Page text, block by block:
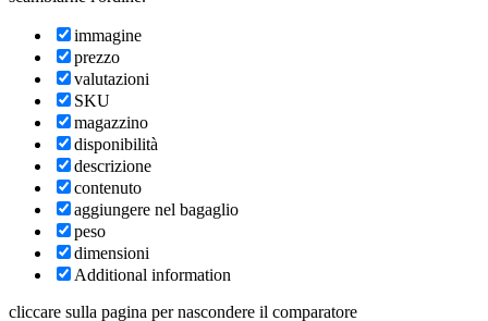
immagine
prezzo
valutazioni
SKU
magazzino
disponibilità
descrizione
contenuto
aggiungere nel bagaglio
peso
dimensioni
Additional information
cliccare sulla pagina per nascondere il comparatore